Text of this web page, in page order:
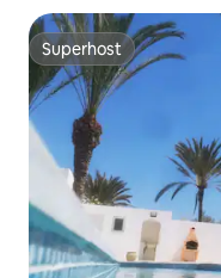
Superhost
Superhost